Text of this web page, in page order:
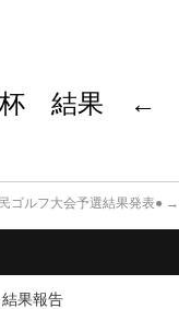
杯 結果 ←
ゴルフ大会予選結果発表● →
果報告